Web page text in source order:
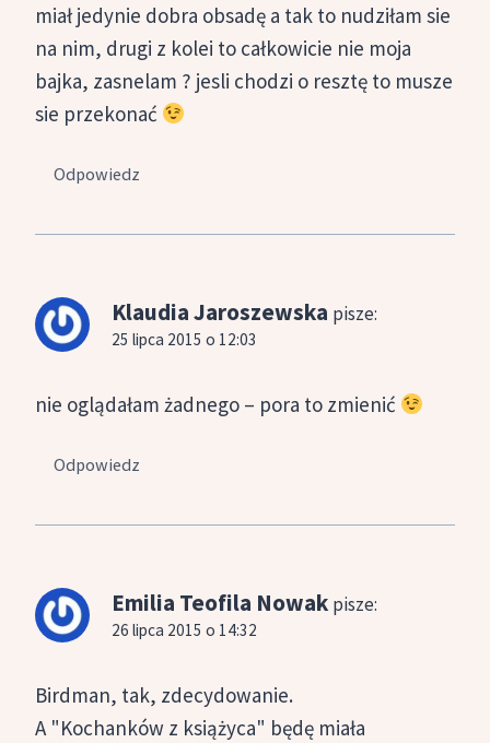
miał jedynie dobra obsadę a tak to nudziłam sie
na nim, drugi z kolei to całkowicie nie moja
bajka, zasnelam ? jesli chodzi o resztę to musze
sie przekonać
Odpowiedz
Klaudia Jaroszewska pisze:
25 lipca 2015 o 12:03
nie oglądałam żadnego – pora to zmienić
Odpowiedz
Emilia Teofila Nowak pisze:
26 lipca 2015 o 14:32
Birdman, tak, zdecydowanie.
A "Kochanków z książyca" będę miała